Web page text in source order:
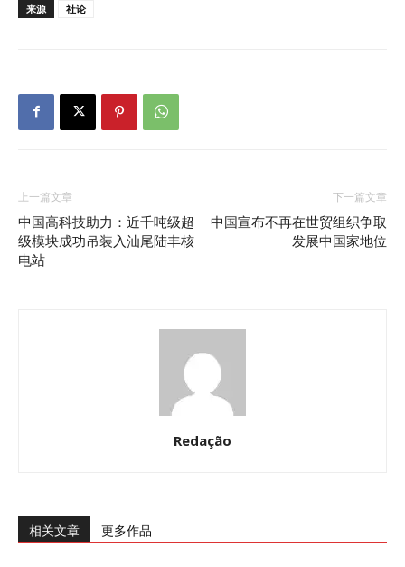
来源 社论
上一篇文章
中国高科技助力：近千吨级超
级模块成功吊装入汕尾陆丰核
电站
下一篇文章
中国宣布不再在世贸组织争取
发展中国家地位
Redação
相关文章 更多作品